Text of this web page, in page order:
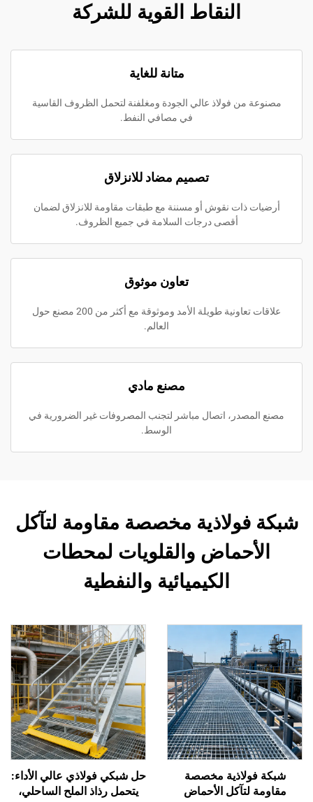
النقاط القوية للشركة
متانة للغاية
مصنوعة من فولاذ عالي الجودة ومغلفنة لتحمل الظروف القاسية
في مصافي النفط.
تصميم مضاد للانزلاق
أرضيات ذات نقوش أو مسننة مع طبقات مقاومة للانزلاق لضمان
أقصى درجات السلامة في جميع الظروف.
تعاون موثوق
علاقات تعاونية طويلة الأمد وموثوقة مع أكثر من 200 مصنع حول
العالم.
مصنع مادي
مصنع المصدر، اتصال مباشر لتجنب المصروفات غير الضرورية في
الوسط.
شبكة فولاذية مخصصة مقاومة لتآكل
الأحماض والقلويات لمحطات
الكيميائية والنفطية
شبكة فولاذية مخصصة
مقاومة لتآكل الأحماض
حل شبكي فولاذي عالي الأداء:
يتحمل رذاذ الملح الساحلي،